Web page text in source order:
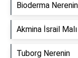
Bioderma Nerenin
Akmina İsrail Malı
Tuborg Nerenin